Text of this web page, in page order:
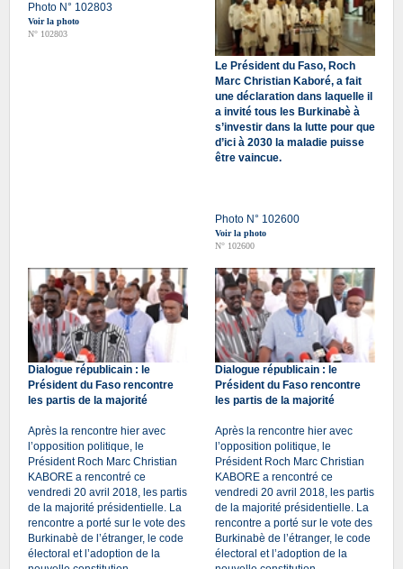
Photo N° 102803
Voir la photo
N° 102803
Le Président du Faso, Roch
Marc Christian Kaboré, a fait
une déclaration dans laquelle il
a invité tous les Burkinabè à
s’investir dans la lutte pour que
d’ici à 2030 la maladie puisse
être vaincue.
Photo N° 102600
Voir la photo
N° 102600
Dialogue républicain : le
Président du Faso rencontre
les partis de la majorité
Après la rencontre hier avec
l’opposition politique, le
Président Roch Marc Christian
KABORE a rencontré ce
vendredi 20 avril 2018, les partis
de la majorité présidentielle. La
rencontre a porté sur le vote des
Burkinabè de l’étranger, le code
électoral et l’adoption de la
Dialogue républicain : le
Président du Faso rencontre
les partis de la majorité
Après la rencontre hier avec
l’opposition politique, le
Président Roch Marc Christian
KABORE a rencontré ce
vendredi 20 avril 2018, les partis
de la majorité présidentielle. La
rencontre a porté sur le vote des
Burkinabè de l’étranger, le code
électoral et l’adoption de la